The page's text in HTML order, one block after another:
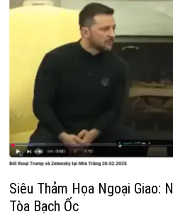
Siêu Thảm Họa Ngoại Giao:
Tòa Bạch Ốc